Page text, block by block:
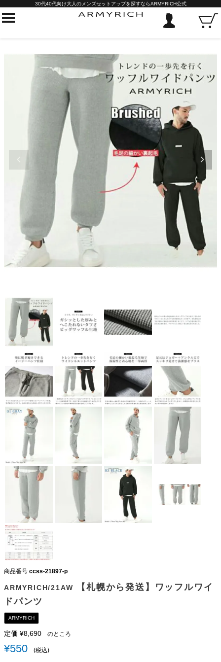
30代40代向け大人のメンズセットアップを探すならARMYRICH公式
商品番号 ccss-21897-p
ARMYRICH/21AW
【札幌から発送】ワッフルワイ
ドパンツ
ARMYRICH
定価 ¥8,690 のところ
¥550 税込